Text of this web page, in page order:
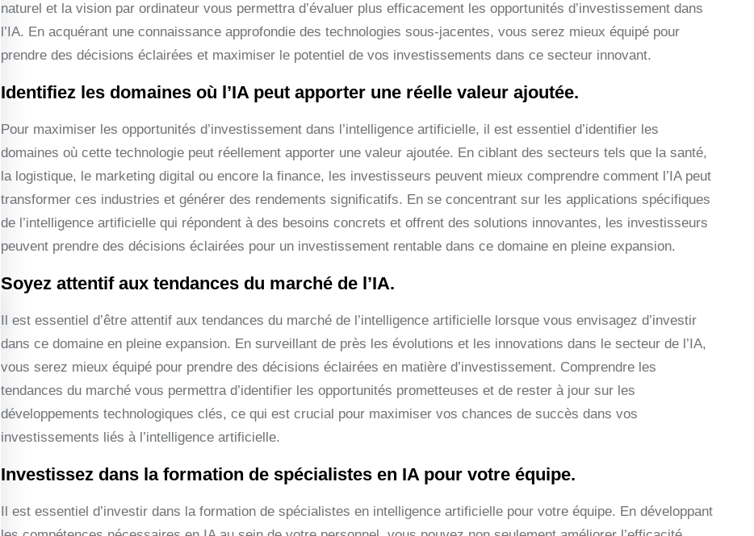
naturel et la vision par ordinateur vous permettra d’évaluer plus efficacement les opportunités d’investissement dans
l’IA. En acquérant une connaissance approfondie des technologies sous-jacentes, vous serez mieux équipé pour
prendre des décisions éclairées et maximiser le potentiel de vos investissements dans ce secteur innovant.
Identifiez les domaines où l’IA peut apporter une réelle valeur ajoutée.
Pour maximiser les opportunités d’investissement dans l’intelligence artificielle, il est essentiel d’identifier les
domaines où cette technologie peut réellement apporter une valeur ajoutée. En ciblant des secteurs tels que la santé,
la logistique, le marketing digital ou encore la finance, les investisseurs peuvent mieux comprendre comment l’IA peut
transformer ces industries et générer des rendements significatifs. En se concentrant sur les applications spécifiques
de l’intelligence artificielle qui répondent à des besoins concrets et offrent des solutions innovantes, les investisseurs
peuvent prendre des décisions éclairées pour un investissement rentable dans ce domaine en pleine expansion.
Soyez attentif aux tendances du marché de l’IA.
Il est essentiel d’être attentif aux tendances du marché de l’intelligence artificielle lorsque vous envisagez d’investir
dans ce domaine en pleine expansion. En surveillant de près les évolutions et les innovations dans le secteur de l’IA,
vous serez mieux équipé pour prendre des décisions éclairées en matière d’investissement. Comprendre les
tendances du marché vous permettra d’identifier les opportunités prometteuses et de rester à jour sur les
développements technologiques clés, ce qui est crucial pour maximiser vos chances de succès dans vos
investissements liés à l’intelligence artificielle.
Investissez dans la formation de spécialistes en IA pour votre équipe.
Il est essentiel d’investir dans la formation de spécialistes en intelligence artificielle pour votre équipe. En développant